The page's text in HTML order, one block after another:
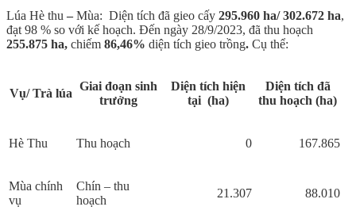
Lúa Hè thu – Mùa: Diện tích đã gieo cấy 295.960 ha/ 302.672 ha,
đạt 98 % so với kế hoạch. Đến ngày 28/9/2023, đã thu hoạch
255.875 ha, chiếm 86,46% diện tích gieo trồng. Cụ thể:
Vụ/ Trà lúa
Giai đoạn sinh
trưởng
Diện tích hiện
tại (ha)
Diện tích đã
thu hoạch (ha)
Hè Thu Thu hoạch 0 167.865
Mùa chính
vụ
Chín – thu
hoạch
21.307 88.010